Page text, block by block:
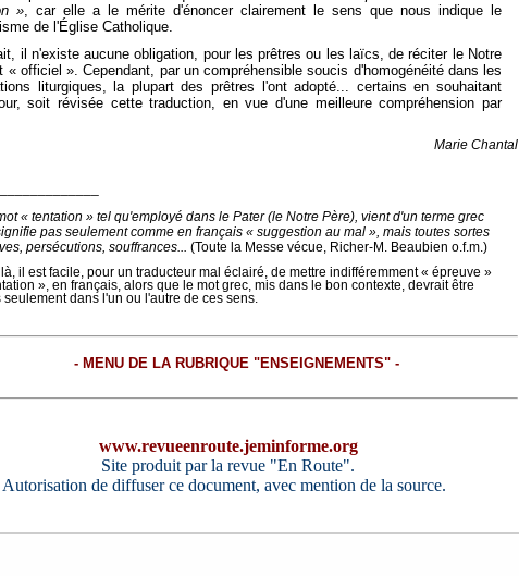
», car elle a le mérite d'énoncer clairement le sens que nous indique le
de l'Église Catholique.
il n'existe aucune obligation, pour les prêtres ou les laïcs, de réciter le Notre
« officiel ». Cependant, par un compréhensible soucis d'homogénéité dans les
liturgiques, la plupart des prêtres l'ont adopté... certains en souhaitant
soit révisée cette traduction, en vue d'une meilleure compréhension par
Marie Chantal
« tentation » tel qu'employé dans le Pater (le Notre Père), vient d'un terme grec
pas seulement comme en français « suggestion au mal », mais toutes sortes
persécutions, souffrances... (Toute la Messe vécue, Richer-M. Beaubien o.f.m.)
là, il est facile, pour un traducteur mal éclairé, de mettre indifféremment « épreuve »
», en français, alors que le mot grec, mis dans le bon contexte, devrait être
seulement dans l'un ou l'autre de ces sens.
- MENU DE LA RUBRIQUE "ENSEIGNEMENTS" -
www.revueenroute.jeminforme.org
Site produit par la revue "En Route".
Autorisation de diffuser ce document, avec mention de la source.